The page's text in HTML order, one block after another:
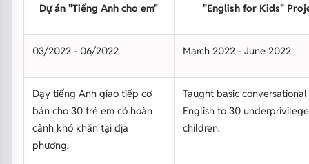
Dự án "Tiếng Anh cho em"
"English for Kids"
03/2022 - 06/2022 March 2022 - June 2022
Dạy tiếng Anh giao tiếp cơ
bản cho 30 trẻ em có hoàn
cảnh khó khăn tại địa
phương.
Taught basic conversational
English to 30
children.